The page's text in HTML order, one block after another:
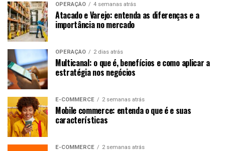
OPERAÇÃO 4 semanas atrás
Atacado e Varejo: entenda as diferenças e a
importância no mercado
OPERAÇÃO 2 dias atrás
Multicanal: o que é, benefícios e como aplicar a
estratégia nos negócios
E-COMMERCE 2 semanas atrás
Mobile commerce: entenda o que é e suas
características
E-COMMERCE 2 semanas atrás